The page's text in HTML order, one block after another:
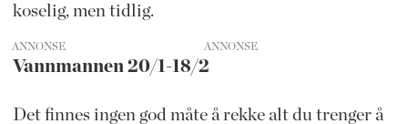
koselig, men tidlig.
ANNONSE
Vannmannen 20/1-18/2
Det finnes ingen god måte å rekke alt du trenger å